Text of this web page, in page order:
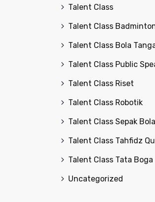
Talent Class
Talent Class
Talent Class Bola
Talent Class Public
Talent Class Riset
Talent Class Robotik
Talent Class Sepak Bola
Talent Class Tahfidz
Talent Class Tata Boga
Uncategorized